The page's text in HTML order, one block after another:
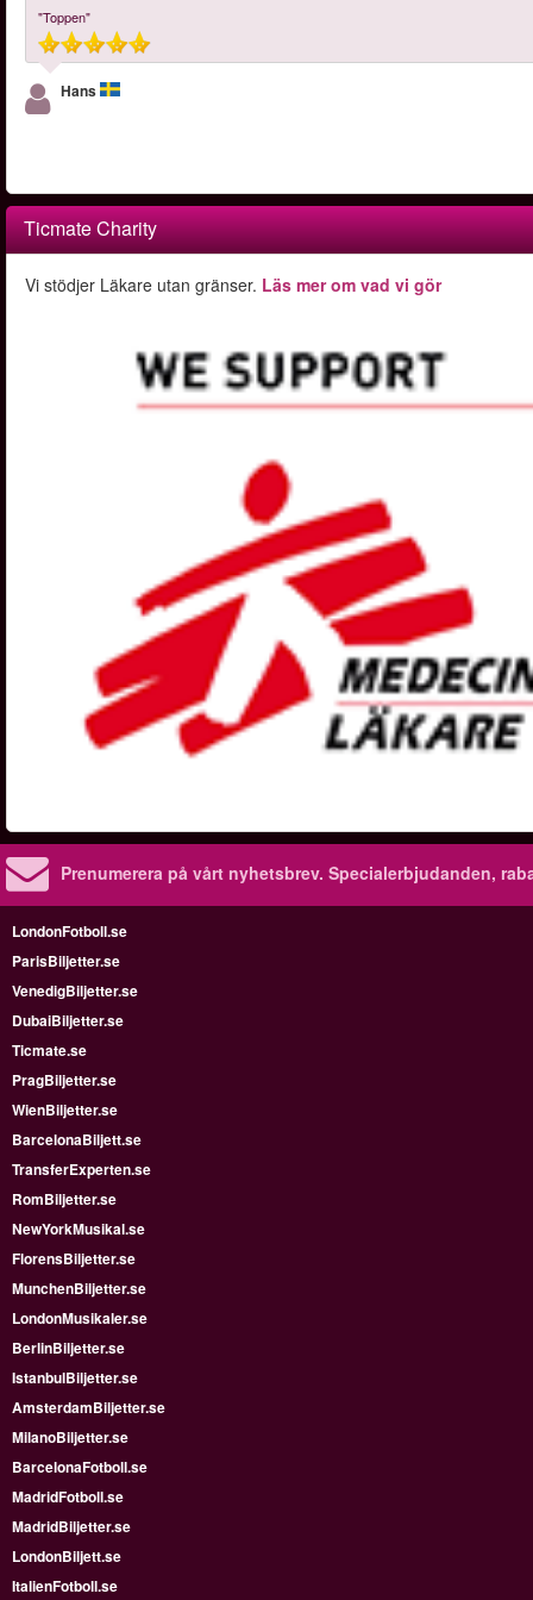
"Toppen"
Hans
Ticmate Charity
Vi stödjer Läkare utan gränser. Läs mer om vad vi gör
Prenumerera på vårt nyhetsbrev. Specialerbjudanden,
LondonFotboll.se
ParisBiljetter.se
VenedigBiljetter.se
DubaiBiljetter.se
Ticmate.se
PragBiljetter.se
WienBiljetter.se
BarcelonaBiljett.se
TransferExperten.se
RomBiljetter.se
NewYorkMusikal.se
FlorensBiljetter.se
MunchenBiljetter.se
LondonMusikaler.se
BerlinBiljetter.se
IstanbulBiljetter.se
AmsterdamBiljetter.se
MilanoBiljetter.se
BarcelonaFotboll.se
MadridFotboll.se
MadridBiljetter.se
LondonBiljett.se
ItalienFotboll.se